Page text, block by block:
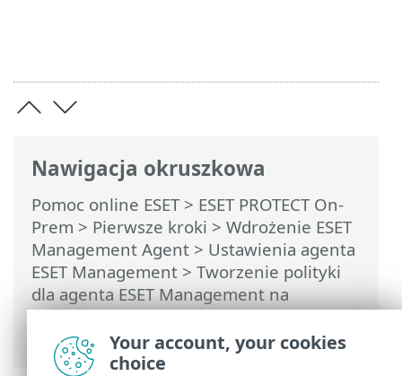
Nawigacja okruszkowa
Pomoc online ESET> ESET PROTECT On-
Prem > Pierwsze kroki > Wdrożenie ESET
Management Agent > Ustawienia agenta
ESET Management > Tworzenie polityki
dla agenta ESET Management na
potrzeby połączenia z nowym serwerem
ESET PROTECTYour account, your cookies
choice